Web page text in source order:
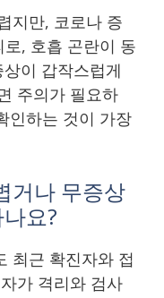
지만, 코로나 증
, 호흡 곤란이 동
이 갑작스럽게
주의가 필요하
인하는 것이 가장
거나 무증상
요?
최근 확진자와 접
가 격리와 검사